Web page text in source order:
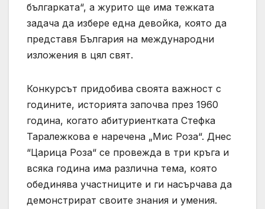
българката“, а журито ще има тежката
задача да избере една девойка, която да
представя България на международни
изложения в цял свят.
Конкурсът придобива своята важност с
годините, историята започва през 1960
година, когато абитуриентката Стефка
Таралежкова е наречена „Мис Роза“. Днес
“Царица Роза“ се провежда в три кръга и
всяка година има различна тема, която
обединява участниците и ги насърчава да
демонстрират своите знания и умения.